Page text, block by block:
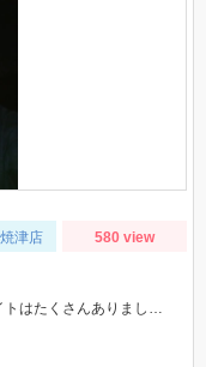
津店 580 view